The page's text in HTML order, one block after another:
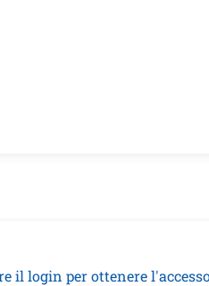
il login per ottenere